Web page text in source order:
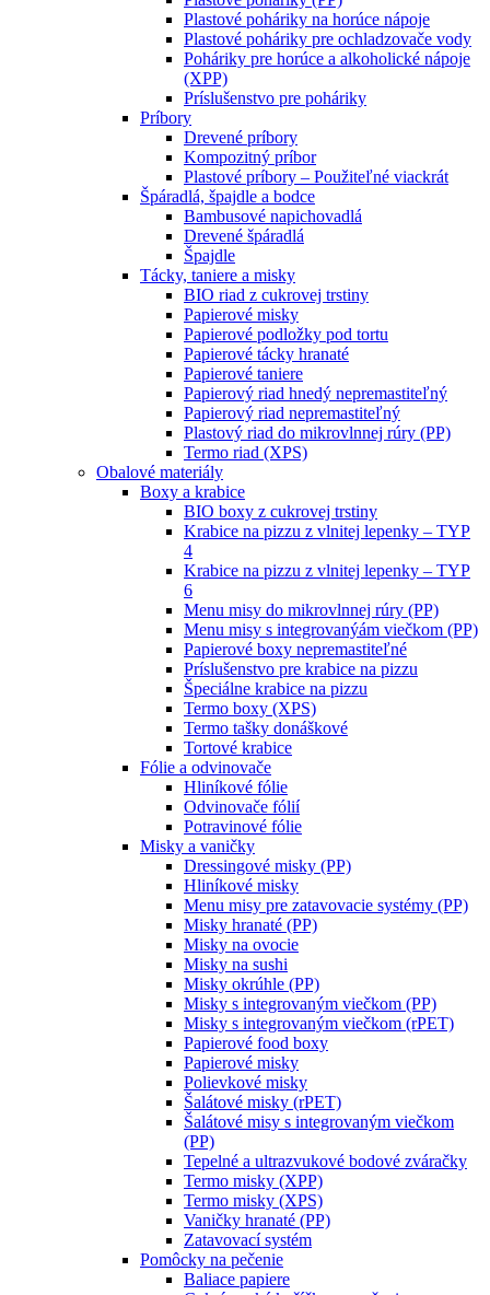
Plastové poháriky na horúce nápoje
Plastové poháriky pre ochladzovače vody
Poháriky pre horúce a alkoholické nápoje
(XPP)
Príslušenstvo pre poháriky
Príbory
Drevené príbory
Kompozitný príbor
Plastové príbory – Použiteľné viackrát
Špáradlá, špajdle a bodce
Bambusové napichovadlá
Drevené špáradlá
Špajdle
Tácky, taniere a misky
BIO riad z cukrovej trstiny
Papierové misky
Papierové podložky pod tortu
Papierové tácky hranaté
Papierové taniere
Papierový riad hnedý nepremastiteľný
Papierový riad nepremastiteľný
Plastový riad do mikrovlnnej rúry (PP)
Termo riad (XPS)
Obalové materiály
Boxy a krabice
BIO boxy z cukrovej trstiny
Krabice na pizzu z vlnitej lepenky – TYP
4
Krabice na pizzu z vlnitej lepenky – TYP
6
Menu misy do mikrovlnnej rúry (PP)
Menu misy s integrovanýám viečkom (PP)
Papierové boxy nepremastiteľné
Príslušenstvo pre krabice na pizzu
Špeciálne krabice na pizzu
Termo boxy (XPS)
Termo tašky donáškové
Tortové krabice
Fólie a odvinovače
Hliníkové fólie
Odvinovače fólií
Potravinové fólie
Misky a vaničky
Dressingové misky (PP)
Hliníkové misky
Menu misy pre zatavovacie systémy (PP)
Misky hranaté (PP)
Misky na ovocie
Misky na sushi
Misky okrúhle (PP)
Misky s integrovaným viečkom (PP)
Misky s integrovaným viečkom (rPET)
Papierové food boxy
Papierové misky
Polievkové misky
Šalátové misky (rPET)
Šalátové misy s integrovaným viečkom
(PP)
Tepelné a ultrazvukové bodové zváračky
Termo misky (XPP)
Termo misky (XPS)
Vaničky hranaté (PP)
Zatavovací systém
Pomôcky na pečenie
Baliace papiere